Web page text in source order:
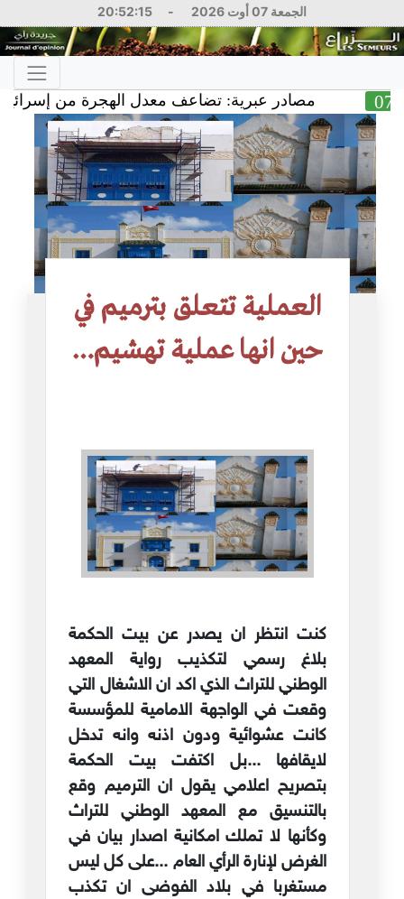
الجمعة 07 أوت 2026 -
20:52:16
مصادر عبرية: تضاعف معدل الهجرة من إسرائيل
العملية تتعلق بترميم في
حين انها عملية تهشيم…
كنت انتظر ان يصدر عن بيت الحكمة
بلاغ رسمي لتكذيب رواية المعهد
الوطني للتراث الذي اكد ان الاشغال التي
وقعت في الواجهة الامامية للمؤسسة
كانت عشوائية ودون اذنه وانه تدخل
لايقافها ...بل اكتفت بيت الحكمة
بتصريح اعلامي يقول ان الترميم وقع
بالتنسيق مع المعهد الوطني للتراث
وكأنها لا تملك امكانية اصدار بيان في
الغرض لإنارة الرأي العام ...على كل ليس
مستغربا في بلاد الفوضى ان تكذب